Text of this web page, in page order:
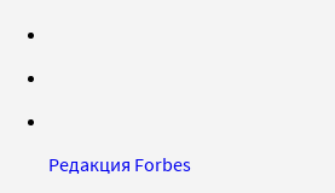
Редакция Forbes